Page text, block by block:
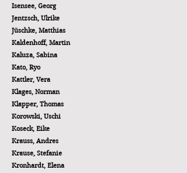
Isensee, Georg
Jentzsch, Ulrike
Jüschke, Matthias
Kaldenhoff, Martin
Kaluza, Sabina
Kato, Ryo
Kattler, Vera
Klages, Norman
Klapper, Thomas
Korowski, Uschi
Koseck, Eike
Krauss, Andres
Krause, Stefanie
Kronhardt, Elena